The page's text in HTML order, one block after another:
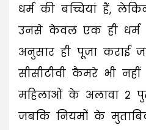
धर्म की बच्चियां हैं,
उनसे केवल एक ही धर्म
अनुसार ही पूजा कराई
सीसीटीवी कैमरे भी
महिलाओं के अलावा 2
जबकि नियमों के